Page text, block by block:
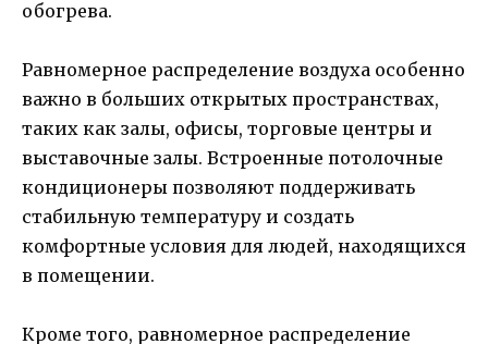
обогрева.
Равномерное распределение воздуха особенно
важно в больших открытых пространствах,
таких как залы, офисы, торговые центры и
выставочные залы. Встроенные потолочные
кондиционеры позволяют поддерживать
стабильную температуру и создать
комфортные условия для людей, находящихся
в помещении.
Кроме того, равномерное распределение